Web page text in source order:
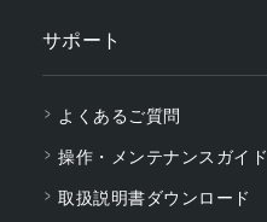
サポート
よくあるご質問
操作・メンテナンスガイド
取扱説明書ダウンロード